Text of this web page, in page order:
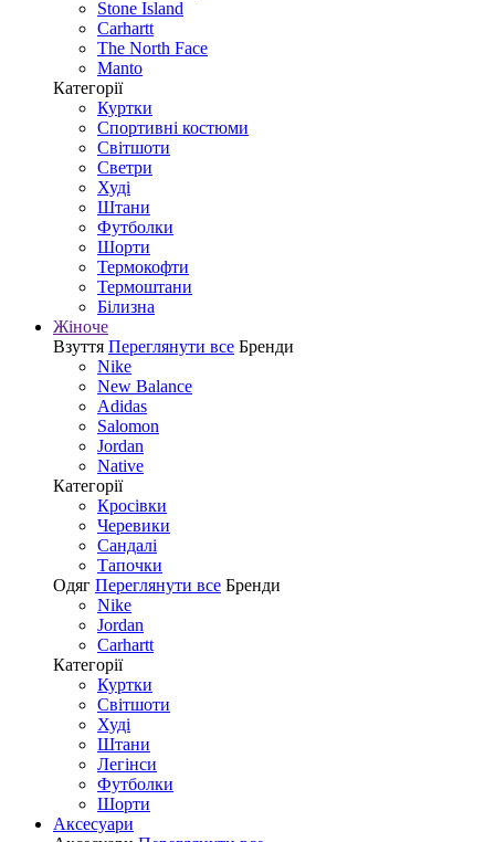
Stone Island
Carhartt
The North Face
Manto
Категорії
Куртки
Спортивні костюми
Світшоти
Светри
Худі
Штани
Футболки
Шорти
Термокофти
Термоштани
Білизна
Жіноче
Взуття Переглянути все Бренди
Nike
New Balance
Adidas
Salomon
Jordan
Native
Категорії
Кросівки
Черевики
Сандалі
Tапочки
Одяг Переглянути все Бренди
Nike
Jordan
Carhartt
Категорії
Куртки
Світшоти
Худі
Штани
Легінси
Футболки
Шорти
Аксесуари